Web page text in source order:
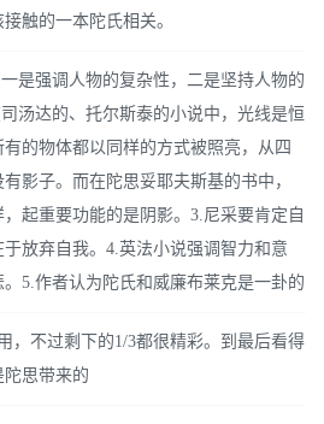
触的一本陀氏相关。
是强调人物的复杂性，二是坚持人物的
汤达的、托尔斯泰的小说中，光线是恒
的物体都以同样的方式被照亮，从四
影子。而在陀思妥耶夫斯基的书中，
起重要功能的是阴影。3.尼采要肯定自
放弃自我。4.英法小说强调智力和意
5.作者认为陀氏和威廉布莱克是一卦的
，不过剩下的1/3都很精彩。到最后看得
思带来的